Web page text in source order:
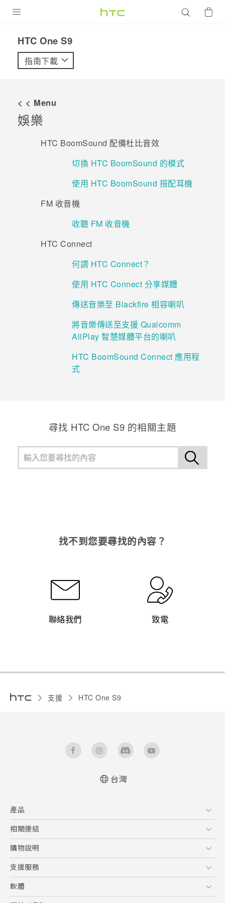
VIVE
配件
銷售通路
HTC One S9‎
指南下載
< < Menu
娛樂
HTC BoomSound 配備杜比音效
切換 HTC BoomSound 的模式
使用 HTC BoomSound 搭配耳機
FM 收音機
收聽 FM 收音機
HTC Connect
何謂 HTC Connect？
使用 HTC Connect 分享媒體
傳送音樂至 Blackfire 相容喇叭
將音樂傳送至支援 Qualcomm
AllPlay 智慧媒體平台的喇叭
HTC BoomSound Connect 應用程
式
尋找 HTC One S9 的相關主題
找不到您要尋找的內容？
聯絡我們 致電
支援 HTC One S9‎
台灣
產品
5G
智慧型手機
配件
相關連結
HTC Research
購物說明
購物須知
訂單管理
付款方式
支援服務
到府收送維修服務
服務中心資訊
軟體